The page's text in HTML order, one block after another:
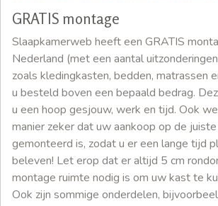
GRATIS montage
Slaapkamerweb heeft een GRATIS
Nederland (met een aantal
zoals kledingkasten, bedden, matrassen
u besteld boven een bepaald bedrag.
u een hoop gesjouw, werk en tijd. Ook
manier zeker dat uw aankoop op de
gemonteerd is, zodat u er een lange tijd
beleven! Let erop dat er altijd 5 cm
montage ruimte nodig is om uw kast te
Ook zijn sommige onderdelen,